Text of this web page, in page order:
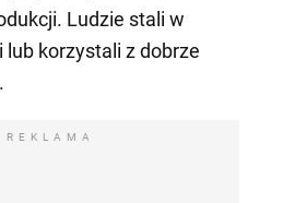
Ludzie stali w
korzystali z dobrze
REKLAMA